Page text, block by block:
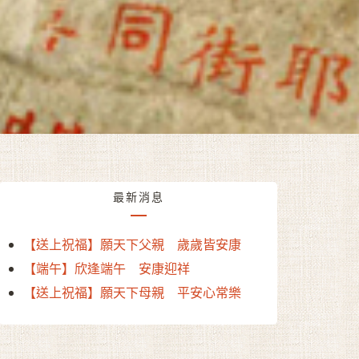
最新消息
【送上祝福】願天下父親 歲歲皆安康
【端午】欣逢端午 安康迎祥
【送上祝福】願天下母親 平安心常樂